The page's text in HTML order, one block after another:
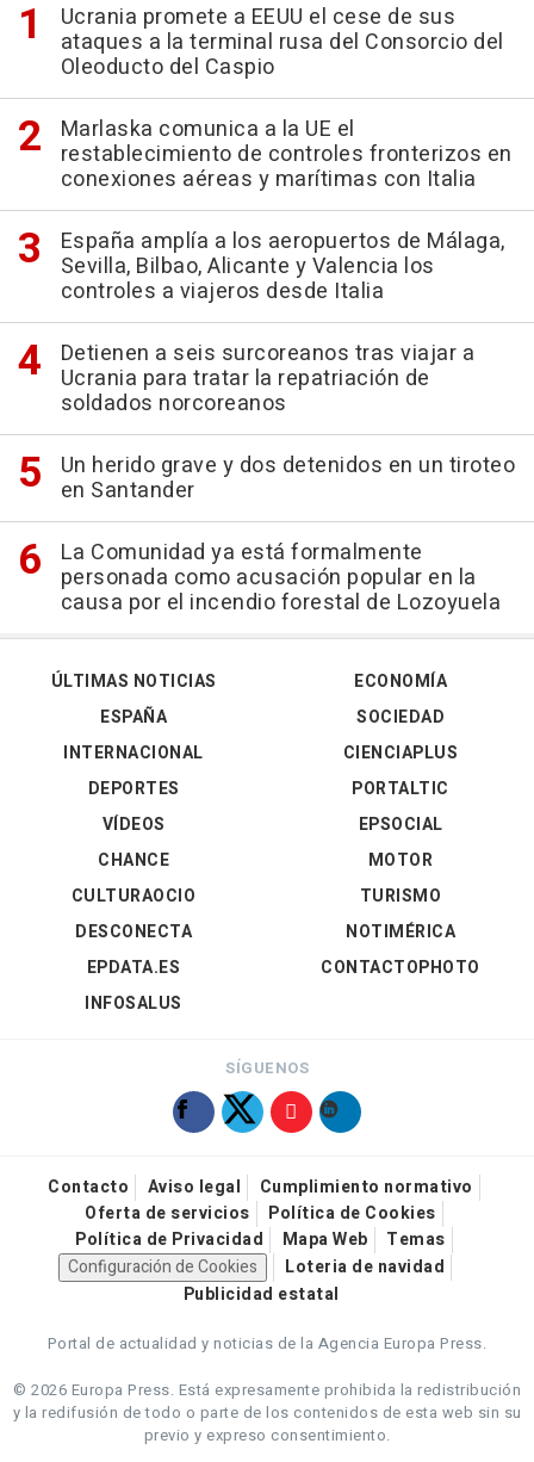
Ucrania promete a EEUU el cese de sus
ataques a la terminal rusa del Consorcio del
Oleoducto del Caspio
Marlaska comunica a la UE el
restablecimiento de controles fronterizos en
conexiones aéreas y marítimas con Italia
España amplía a los aeropuertos de Málaga,
Sevilla, Bilbao, Alicante y Valencia los
controles a viajeros desde Italia
Detienen a seis surcoreanos tras viajar a
Ucrania para tratar la repatriación de
soldados norcoreanos
Un herido grave y dos detenidos en un tiroteo
en Santander
La Comunidad ya está formalmente
personada como acusación popular en la
causa por el incendio forestal de Lozoyuela
ÚLTIMAS NOTICIAS
ESPAÑA
INTERNACIONAL
DEPORTES
VÍDEOS
ECONOMÍA
SOCIEDAD
CIENCIAPLUS
PORTALTIC
EPSOCIAL
CHANCE
CULTURAOCIO
DESCONECTA
EPDATA.ES
INFOSALUS
MOTOR
TURISMO
NOTIMÉRICA
CONTACTOPHOTO
SÍGUENOS
Contacto Aviso legal
Cumplimiento normativo
Oferta de servicios
Política de Cookies
Política de Privacidad
Mapa Web
Temas
Configuración de Cookies
Loteria de navidad
Publicidad estatal
Portal de actualidad y noticias de la Agencia Europa Press.
© 2026 Europa Press. Está expresamente prohibida la redistribución
y la redifusión de todo o parte de los contenidos de esta web sin su
previo y expreso consentimiento.